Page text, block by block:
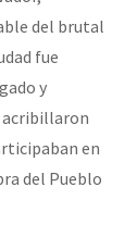
del brutal
fue
y
acribillaron
en
del Pueblo